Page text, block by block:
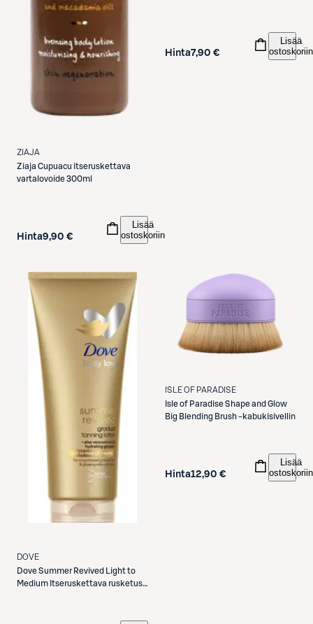
ZIAJA
Ziaja Cupuacu itseruskettava
vartalovoide 300ml
Hinta9,90 €
Lisää
ostoskoriin
Hinta7,90 €
Lisää
ostoskoriin
DOVE
DoveSummer Revived Light to
Medium Itseruskettava rusketus
ISLE OF PARADISE
Isle of ParadiseShape and Glow
Big Blending Brush -kabukisivellin
Hinta12,90 €
Lisää
ostoskoriin